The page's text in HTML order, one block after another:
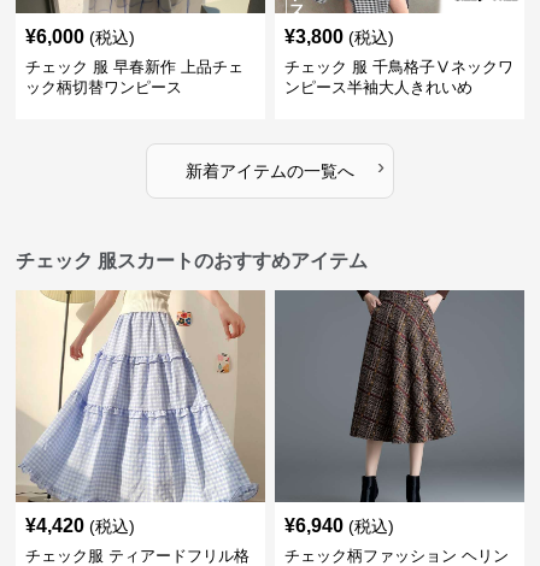
¥6,000 (税込)
チェック 服 早春新作 上品チェ
ック柄切替ワンピース
¥3,800 (税込)
チェック 服 千鳥格子Ⅴネックワ
ンピース半袖大人きれいめ
新着アイテムの一覧へ ›
チェック 服スカートのおすすめアイテム
¥4,420 (税込)
チェック服 ティアードフリル格
¥6,940 (税込)
チェック柄ファッション ヘリン